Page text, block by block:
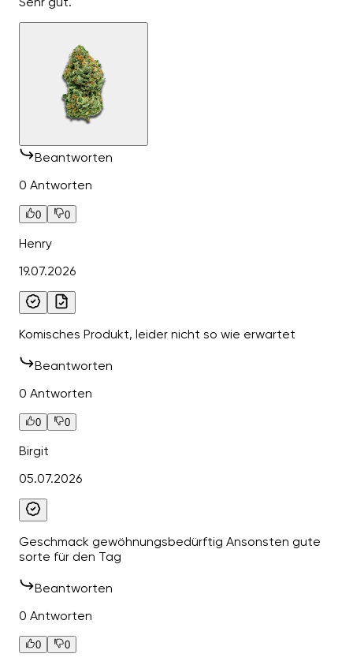
Beantworten
0 Antworten
0 0
Henry
19.07.2026
Komisches Produkt, leider nicht so wie erwartet
Beantworten
0 Antworten
0 0
Birgit
05.07.2026
Geschmack gewöhnungsbedürftig Ansonsten gute
sorte für den Tag
Beantworten
0 Antworten
0 0